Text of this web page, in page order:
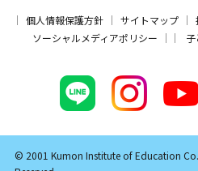
個人情報保護方針 サイトマップ
ソーシャルメディアポリシー
© 2001 Kumon Institute of Education